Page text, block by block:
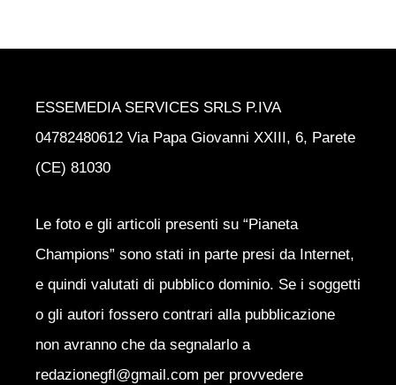
ESSEMEDIA SERVICES SRLS P.IVA
04782480612 Via Papa Giovanni XXIII, 6, Parete
(CE) 81030
Le foto e gli articoli presenti su “Pianeta
Champions” sono stati in parte presi da Internet,
e quindi valutati di pubblico dominio. Se i soggetti
o gli autori fossero contrari alla pubblicazione
non avranno che da segnalarlo a
redazionegfl@gmail.com per provvedere